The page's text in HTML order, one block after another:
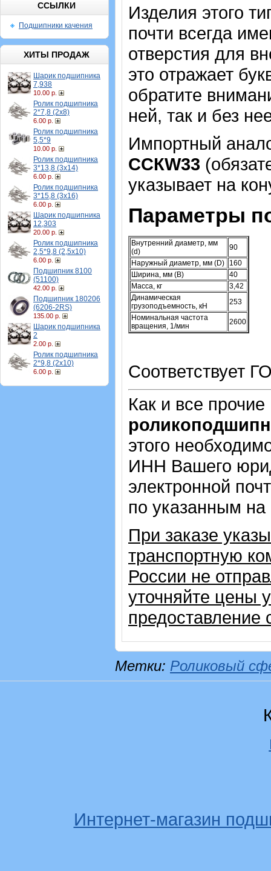
ССЫЛКИ
Подшипники качения
ХИТЫ ПРОДАЖ
Шарик подшипника
7,938
10.00 р.
Ролик подшипника
2*7,8 (2х8)
6.00 р.
Ролик подшипника
5,5*9
10.00 р.
Ролик подшипника
3*13,8 (3х14)
6.00 р.
Ролик подшипника
3*15,8 (3х16)
6.00 р.
Шарик подшипника
12,303
20.00 р.
Ролик подшипника
2,5*9,8 (2,5х10)
6.00 р.
Подшипник 8100
(51100)
42.00 р.
Подшипник 180206
(6206-2RS)
135.00 р.
Шарик подшипника
2
2.00 р.
Ролик подшипника
2*9,8 (2х10)
6.00 р.
Изделия этого
почти всегда
отверстия для
это отражает
обратите
ней, так и без
Импортный
CCКW33
указывает на
Параметры
Внутренний диаметр, мм
(d)
90
Наружный диаметр, мм (D)
160
Ширина, мм (B)
40
Масса, кг
3,42
Динамическая
грузоподъемность, кН
253
Номинальная частота
вращения, 1/мин
2600
Соответствует
Как и все
этого
ИНН Вашего
электронной
по указанным
При заказе
транспортную
России не
уточняйте цены
предоставление
Метки: Роликовый
Интернет-магазин